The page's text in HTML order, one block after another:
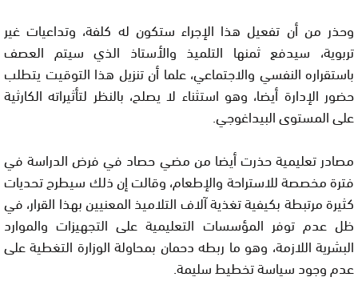
وحذر من أن تفعيل هذا الإجراء ستكون له كلفة، وتداعيات غير
تربوية، سيدفع ثمنها التلميذ والأستاذ الذي سيتم العصف
باستقراره النفسي والاجتماعي، علما أن تنزيل هذا التوقيت يتطلب
حضور الإدارة أيضا، وهو استثناء لا يصلح، بالنظر لتأثيراته الكارثية
على المستوى البيداغوجي.
مصادر تعليمية حذرت أيضا من مضي حصاد في فرض الدراسة في
فترة مخصصة للاستراحة والإطعام، وقالت إن ذلك سيطرح تحديات
كثيرة مرتبطة بكيفية تغذية آلاف التلاميذ المعنيين بهذا القرار، في
ظل عدم توفر المؤسسات التعليمية على التجهيزات والموارد
البشرية اللازمة، وهو ما ربطه دحمان بمحاولة الوزارة التغطية على
عدم وجود سياسة تخطيط سليمة.